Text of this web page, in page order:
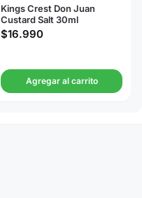
Kings Crest Don Juan
Custard Salt 30ml
$16.990
Agregar al carrito